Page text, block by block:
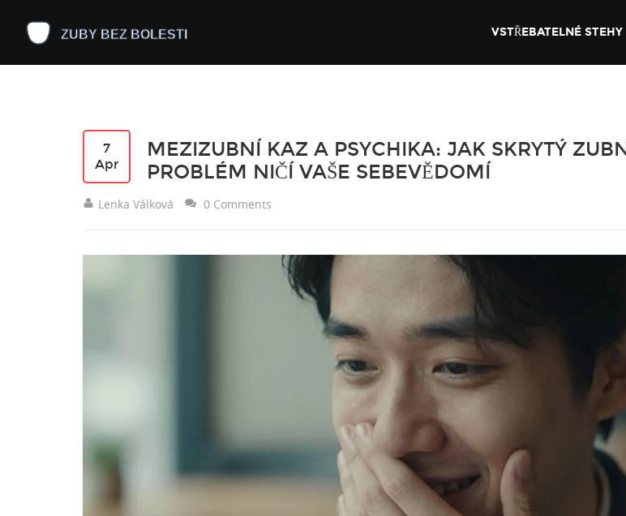
VSTŘEBATELNÉ STEHY
7
Apr
MEZIZUBNÍ KAZ A PSYCHIKA: JAK SKRYTÝ
PROBLÉM NIČÍ VAŠE SEBEVĚDOMÍ
Lenka Válková 0 Comments